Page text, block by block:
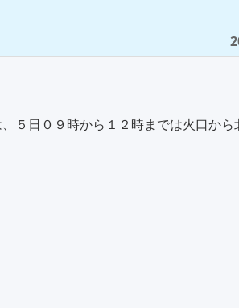
５日０９時から１２時までは火口から